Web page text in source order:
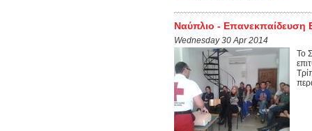
Ναύπλιο - Επανεκπαίδευση
Wednesday 30 Apr 2014
Το